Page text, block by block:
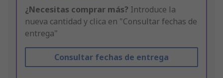
¿Necesitas comprar más? Introduce la
nueva cantidad y clica en "Consultar fechas de
entrega"
Consultar fechas de entrega